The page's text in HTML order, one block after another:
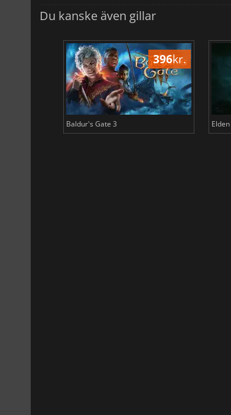
Du kanske även gillar
396kr.
Baldur's Gate 3